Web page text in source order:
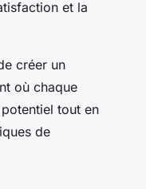
et la
créer un
où chaque
tout en
de